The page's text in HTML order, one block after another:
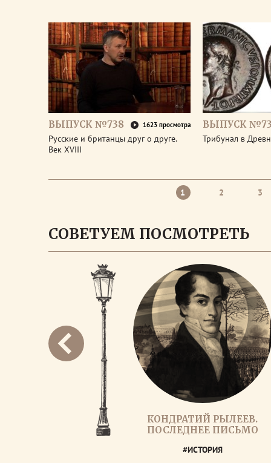
ВЫПУСК №738 1623 просмотра
Русские и британцы друг о друге.
Век XVIII
ВЫПУСК
Трибунал в
1 2 3
СОВЕТУЕМ ПОСМОТРЕТЬ
КОНДРАТИЙ РЫЛЕЕВ.
ПОСЛЕДНЕЕ ПИСЬМО
#ИСТОРИЯ